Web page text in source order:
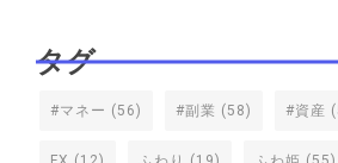
タグ
#マネー (56) #副業 (58) #資産